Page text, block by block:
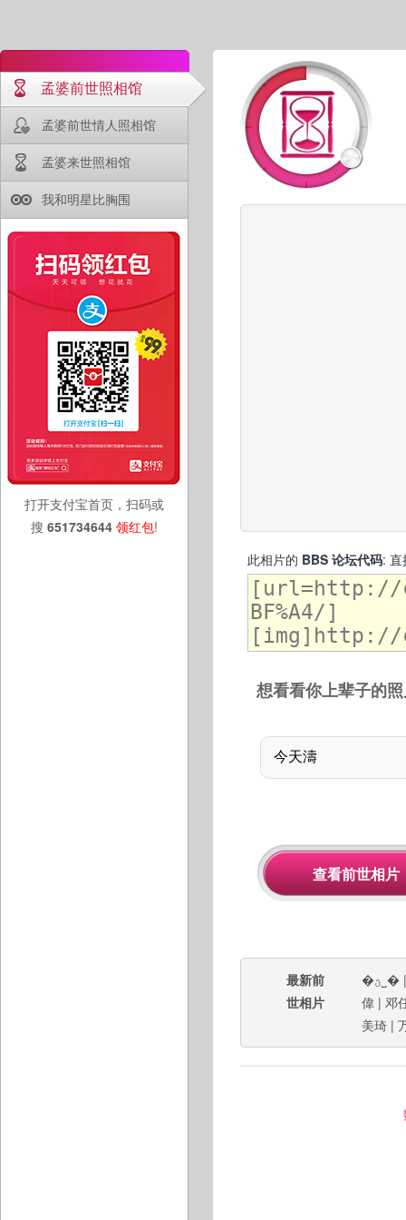
孟婆前世照相馆
孟婆前世情人照相馆
孟婆来世照相馆
我和明星比胸围
打开支付宝首页，扫码或
搜 651734644 领红包!
此相片的 BBS 论坛代码: 直
想看看你上辈子的
最新前
世相片
�ؿ˽�
偉 | 邓
美琦 |